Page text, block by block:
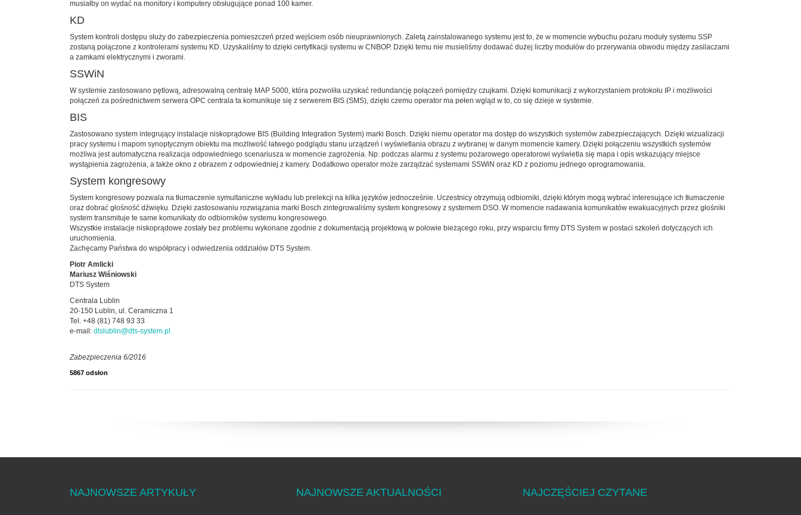
musiałby on wydać na monitory i komputery obsługujące ponad 100 kamer.
KD
System kontroli dostępu służy do zabezpieczenia pomieszczeń przed wejściem osób nieuprawnionych. Zaletą zainstalowanego systemu jest to, że w momencie wybuchu pożaru moduły systemu SSP
zostaną połączone z kontrolerami systemu KD. Uzyskaliśmy to dzięki certyfikacji systemu w CNBOP. Dzięki temu nie musieliśmy dodawać dużej liczby modułów do przerywania obwodu między zasilaczami
a zamkami elektrycznymi i zworami.
SSWiN
W systemie zastosowano pętlową, adresowalną centralę MAP 5000, która pozwoliła uzyskać redundancję połączeń pomiędzy czujkami. Dzięki komunikacji z wykorzystaniem protokołu IP i możliwości
połączeń za pośrednictwem serwera OPC centrala ta komunikuje się z serwerem BIS (SMS), dzięki czemu operator ma pełen wgląd w to, co się dzieje w systemie.
BIS
Zastosowano system integrujący instalacje niskoprądowe BIS (Building Integration System) marki Bosch. Dzięki niemu operator ma dostęp do wszystkich systemów zabezpieczających. Dzięki wizualizacji
pracy systemu i mapom synoptycznym obiektu ma możliwość łatwego podglądu stanu urządzeń i wyświetlania obrazu z wybranej w danym momencie kamery. Dzięki połączeniu wszystkich systemów
możliwa jest automatyczna realizacja odpowiedniego scenariusza w momencie zagrożenia. Np. podczas alarmu z systemu pożarowego operatorowi wyświetla się mapa i opis wskazujący miejsce
wystąpienia zagrożenia, a także okno z obrazem z odpowiedniej z kamery. Dodatkowo operator może zarządzać systemami SSWiN oraz KD z poziomu jednego oprogramowania.
System kongresowy
System kongresowy pozwala na tłumaczenie symultaniczne wykładu lub prelekcji na kilka języków jednocześnie. Uczestnicy otrzymują odbiorniki, dzięki którym mogą wybrać interesujące ich tłumaczenie
oraz dobrać głośność dźwięku. Dzięki zastosowaniu rozwiązania marki Bosch zintegrowaliśmy system kongresowy z systemem DSO. W momencie nadawania komunikatów ewakuacyjnych przez głośniki
system transmituje te same komunikaty do odbiorników systemu kongresowego.
Wszystkie instalacje niskoprądowe zostały bez problemu wykonane zgodnie z dokumentacją projektową w połowie bieżącego roku, przy wsparciu firmy DTS System w postaci szkoleń dotyczących ich
uruchomienia.
Zachęcamy Państwa do współpracy i odwiedzenia oddziałów DTS System.
Piotr Amlicki
Mariusz Wiśniowski
DTS System
Centrala Lublin
20-150 Lublin, ul. Ceramiczna 1
Tel. +48 (81) 748 93 33
e-mail: dtslublin@dts-system.pl
Zabezpieczenia 6/2016
5867 odsłon
NAJNOWSZE ARTYKUŁY NAJNOWSZE AKTUALNOŚCI NAJCZĘŚCIEJ CZYTANE